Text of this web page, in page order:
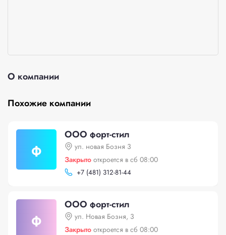
О компании
Похожие компании
ф
ООО форт-стил
ул. новая Бозня 3
Закрыто откроется в сб 08:00
+7 (481) 312-81-44
ф
ООО форт-стил
ул. Новая Бозня, 3
Закрыто откроется в сб 08:00